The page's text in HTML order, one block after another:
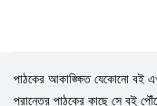
পাঠকের আকাঙ্ক্ষিত যেকোনো বই
প্রান্তের পাঠকের কাছে সে বই